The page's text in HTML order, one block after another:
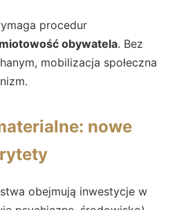
procedur
obywatela. Bez
mobilizacja społeczna
nowe
obejmują inwestycje w